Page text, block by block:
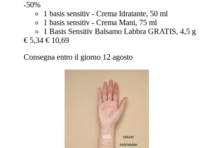
-50%
1 basis sensitiv - Crema Idratante, 50 ml
1 basis sensitiv - Crema Mani, 75 ml
1 Basis Sensitiv Balsamo Labbra GRATIS, 4,5 g
€ 5,34 € 10,69
Consegna entro il giorno 12 agosto